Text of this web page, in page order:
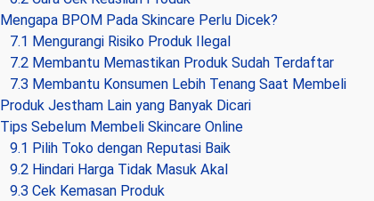
Mengapa BPOM Pada Skincare Perlu Dicek?
7.1 Mengurangi Risiko Produk Ilegal
7.2 Membantu Memastikan Produk Sudah Terdaftar
7.3 Membantu Konsumen Lebih Tenang Saat Membeli
Produk Jestham Lain yang Banyak Dicari
Tips Sebelum Membeli Skincare Online
9.1 Pilih Toko dengan Reputasi Baik
9.2 Hindari Harga Tidak Masuk Akal
9.3 Cek Kemasan Produk